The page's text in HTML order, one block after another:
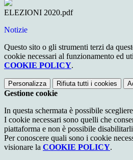
ELEZIONI 2020.pdf
Notizie
Questo sito o gli strumenti terzi da
cookie necessari al funzionamento ed
COOKIE POLICY.
Personalizza Rifiuta tutti i cookies
Gestione cookie
In questa schermata è possibile
I cookie necessari sono quelli che
piattaforma e non è possibile
Per conoscere quali sono i cookie
visionare la COOKIE POLICY.